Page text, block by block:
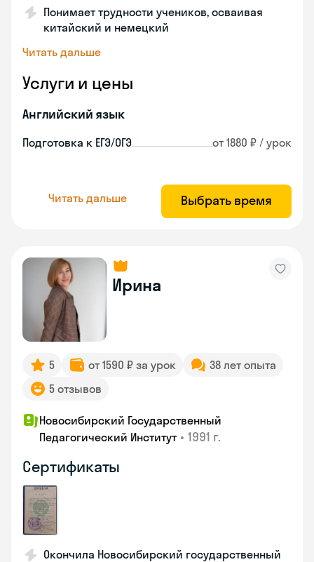
Понимает трудности учеников, осваивая
китайский и немецкий
Читать дальше
Услуги и цены
Английский язык
Подготовка к ЕГЭ/ОГЭ от 1880 ₽ / урок
Читать дальше Выбрать время
Ирина
5 от 1590 ₽ за урок
38 лет опыта
5 отзывов
Новосибирский Государственный
Педагогический Институт • 1991 г.
Сертификаты
Окончила Новосибирский государственный